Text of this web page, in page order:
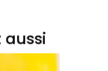
aussi